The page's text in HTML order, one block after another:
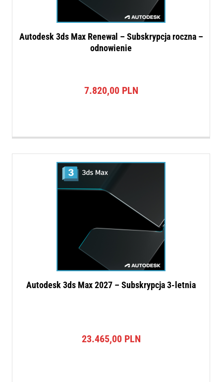
Autodesk 3ds Max Renewal – Subskrypcja roczna –
odnowienie
7.820,00 PLN
Autodesk 3ds Max 2027 – Subskrypcja 3-letnia
23.465,00 PLN